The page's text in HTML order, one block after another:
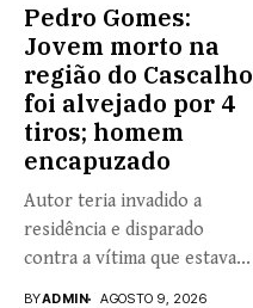
Pedro Gomes:
Jovem morto na
região do Cascalho
foi alvejado por 4
tiros; homem
encapuzado
Autor teria invadido a
residência e disparado
contra a vítima que estava...
BYADMIN AGOSTO 9, 2026